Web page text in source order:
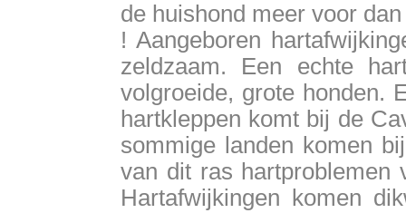
de huishond meer voor
! Aangeboren
zeldzaam. Een echte
volgroeide, grote honden.
hartkleppen komt bij de
sommige landen komen
van dit ras hartproblemen
Hartafwijkingen komen